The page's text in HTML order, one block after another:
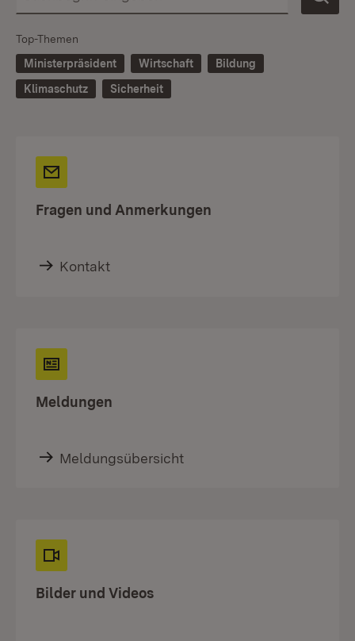
Top-Themen
Ministerpräsident
Wirtschaft
Bildung
Klimaschutz
Sicherheit
Fragen und Anmerkungen
Kontakt
Meldungen
Meldungsübersicht
Bilder und Videos